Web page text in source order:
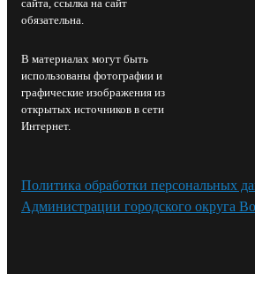
сайта, ссылка на сайт
обязательна.
В материалах могут быть
использованы фотографии и
графические изображения из
открытых источников в сети
Интернет.
Политика обработки персональных
Администрации городского округа